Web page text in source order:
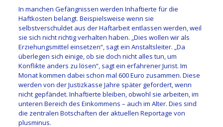
In manchen Gefängnissen werden Inhaftierte für die
Haftkosten belangt. Beispielsweise wenn sie
selbstverschuldet aus der Haftarbeit entlassen werden, weil
sie sich nicht richtig verhalten haben. „Dies wollen wir als
Erziehungsmittel einsetzen“, sagt ein Anstaltsleiter. „Da
überlegen sich einige, ob sie doch nicht alles tun, um
Konflikte anders zu lösen“, sagt ein erfahrener Jurist. Im
Monat kommen dabei schon mal 600 Euro zusammen. Diese
werden von der Justizkasse Jahre später gefordert, wenn
nicht gepfändet. Inhaftierte bleiben, obwohl sie arbeiten, im
unteren Bereich des Einkommens – auch im Alter. Dies sind
die zentralen Botschaften der aktuellen Reportage von
plusminus.